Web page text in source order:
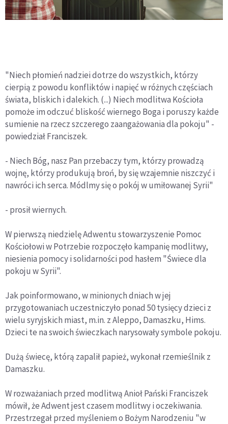
"Niech płomień nadziei dotrze do wszystkich, którzy
cierpią z powodu konfliktów i napięć w różnych częściach
świata, bliskich i dalekich. (...) Niech modlitwa Kościoła
pomoże im odczuć bliskość wiernego Boga i poruszy każde
sumienie na rzecz szczerego zaangażowania dla pokoju" -
powiedział Franciszek.
- Niech Bóg, nasz Pan przebaczy tym, którzy prowadzą
wojnę, którzy produkują broń, by się wzajemnie niszczyć i
nawróci ich serca. Módlmy się o pokój w umiłowanej Syrii"
- prosił wiernych.
W pierwszą niedzielę Adwentu stowarzyszenie Pomoc
Kościołowi w Potrzebie rozpoczęło kampanię modlitwy,
niesienia pomocy i solidarności pod hasłem "Świece dla
pokoju w Syrii".
Jak poinformowano, w minionych dniach w jej
przygotowaniach uczestniczyło ponad 50 tysięcy dzieci z
wielu syryjskich miast, m.in. z Aleppo, Damaszku, Hims.
Dzieci te na swoich świeczkach narysowały symbole pokoju.
Dużą świecę, którą zapalił papież, wykonał rzemieślnik z
Damaszku.
W rozważaniach przed modlitwą Anioł Pański Franciszek
mówił, że Adwent jest czasem modlitwy i oczekiwania.
Przestrzegał przed myśleniem o Bożym Narodzeniu "w